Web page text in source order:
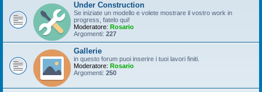
Under Construction
Se iniziate un modello e volete mostrare il vostro work in
progress, fatelo qui!
Moderatore: Rosario
Argomenti: 227
Gallerie
in questo forum puoi inserire i tuoi lavori finiti.
Moderatore: Rosario
Argomenti: 250